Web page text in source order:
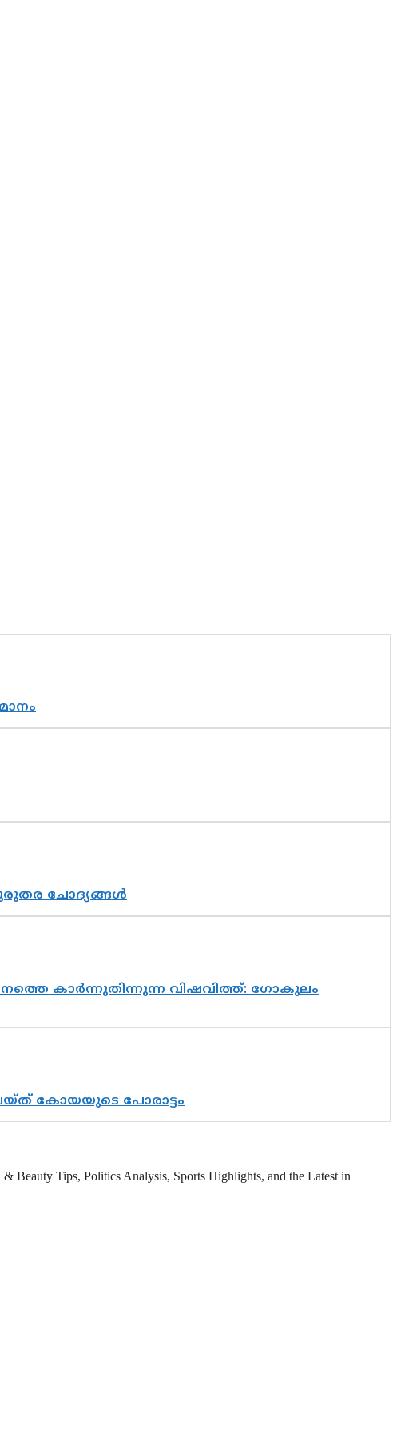
ചോദ്യങ്ങൾ
കാർന്നുതിന്നുന്ന വിഷവിത്ത്: ഗോകുലം
കോയയുടെ പോരാട്ടം
Beauty Tips, Politics Analysis, Sports Highlights, and the Latest in